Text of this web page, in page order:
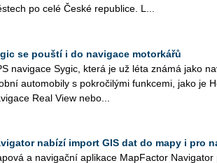
po celé České re­pub­li­ce. L...
se pouští i do navigace motorkářů
na­vi­ga­ce Sygic, která je už léta známá jako
au­to­mo­bi­ly s po­kro­či­lý­mi funk­ce­mi, jako je
Real View nebo...
nabízí import GIS dat do mapy i pro
a na­vi­gač­ní apli­ka­ce Map­Fac­tor